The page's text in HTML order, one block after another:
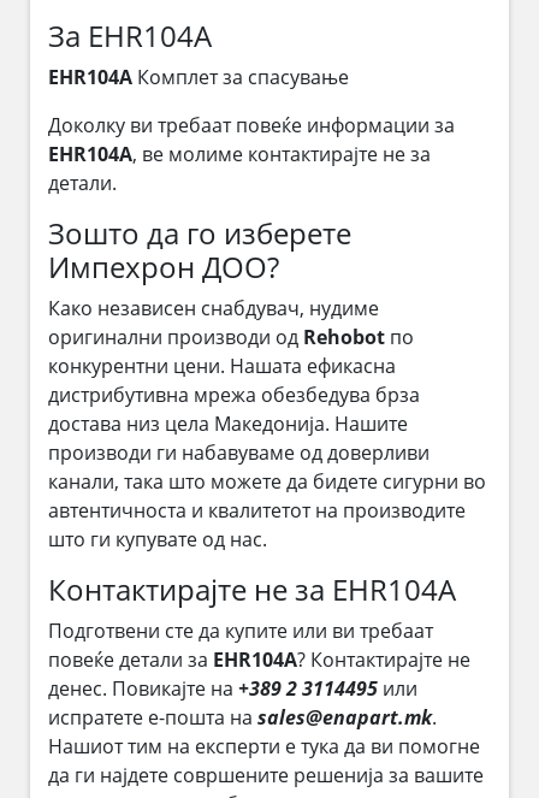
За EHR104A
EHR104A Комплет за спасување
Доколку ви требаат повеќе информации за
EHR104A, ве молиме контактирајте не за
детали.
Зошто да го изберете
Импехрон ДОО?
Како независен снабдувач, нудиме
оригинални производи од Rehobot по
конкурентни цени. Нашата ефикасна
дистрибутивна мрежа обезбедува брза
достава низ цела Македонија. Нашите
производи ги набавуваме од доверливи
канали, така што можете да бидете сигурни во
автентичноста и квалитетот на производите
што ги купувате од нас.
Контактирајте не за EHR104A
Подготвени сте да купите или ви требаат
повеќе детали за EHR104A? Контактирајте не
денес. Повикајте на +389 2 3114495 или
испратете е-пошта на sales@enapart.mk.
Нашиот тим на експерти е тука да ви помогне
да ги најдете совршените решенија за вашите